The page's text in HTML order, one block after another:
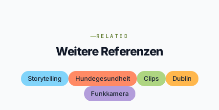
RELATED
Weitere Referenzen
Storytelling Hundegesundheit Clips
Dublin
Funkkamera